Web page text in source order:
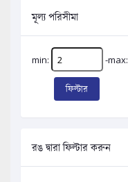
মূল্য পরিসীমা
min: -max:
ফিল্টার
রঙ দ্বারা ফিল্টার করুন